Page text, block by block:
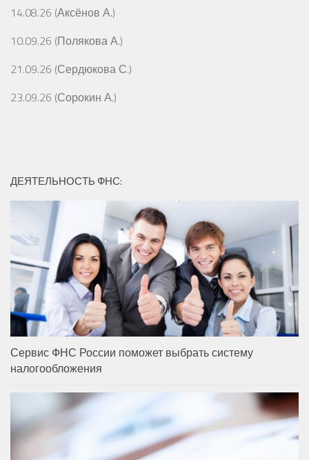
14.08.26 (Аксёнов А.)
10.09.26 (Полякова А.)
21.09.26 (Сердюкова С.)
23.09.26 (Сорокин А.)
ДЕЯТЕЛЬНОСТЬ ФНС:
Сервис ФНС России поможет выбрать систему
налогообложения